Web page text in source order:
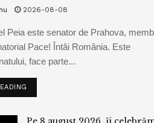
2026-08-08
Peia este senator de Prahova,
Pace! Întâi România. Este
face parte...